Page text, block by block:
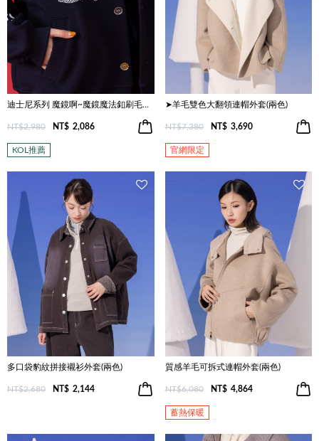
迪士尼系列 魔鏡啊~魔鏡魔法釦刷毛連帽外套(兩色)
NT$2,980 NT$ 2,086
KOL推薦
➤羊毛雙色大翻領連帽外套(兩色)
NT$7,380 NT$ 3,690
官網限定
多口袋豹紋拼接襯衫外套(兩色)
NT$2,680 NT$ 2,144
質感羊毛可拆式連帽外套(兩色)
NT$6,080 NT$ 4,864
蓄熱保暖